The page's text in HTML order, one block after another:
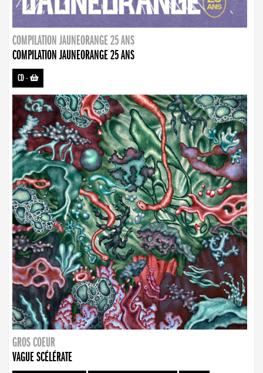
COMPILATION JAUNEORANGE 25 ANS
COMPILATION JAUNEORANGE 25 ANS
CD-
GROS COEUR
VAGUE SCÉLÉRATE